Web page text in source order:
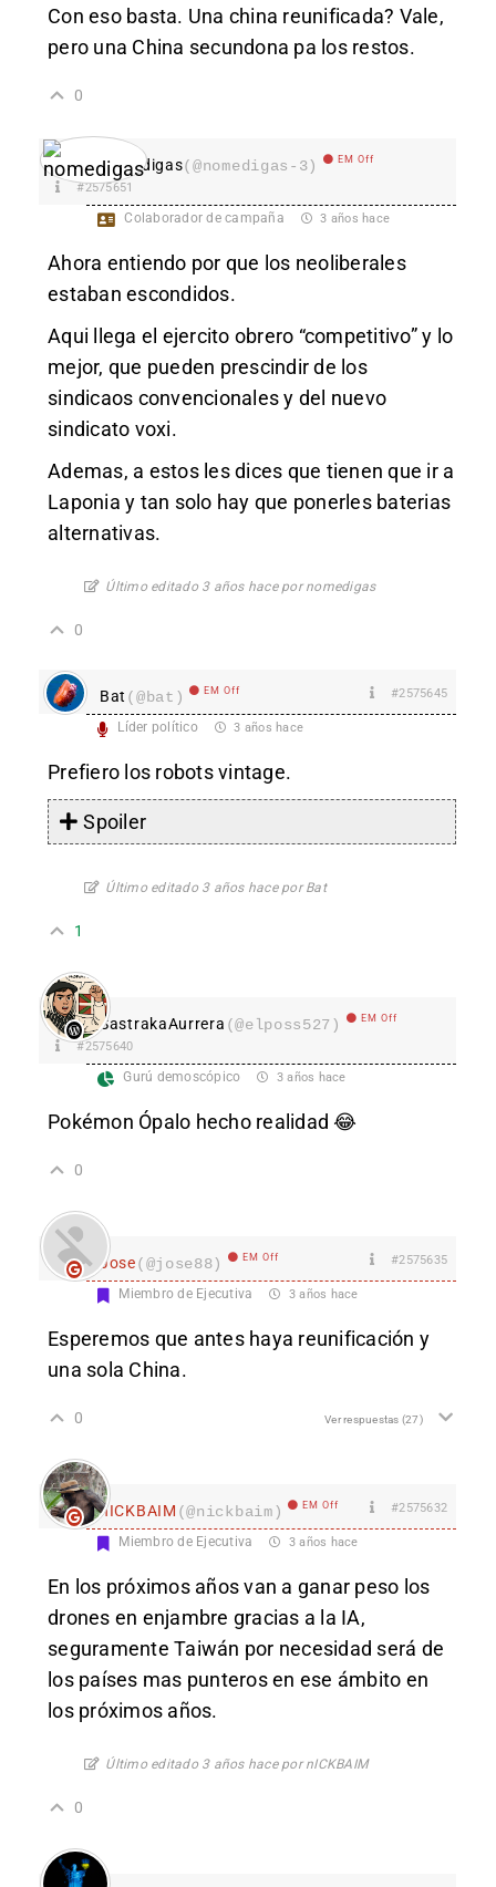
Con eso basta. Una china reunificada? Vale,
pero una China secundona pa los restos.
0
nomedigas(@nomedigas-3) EM Off
#2575651
Colaborador de campaña 3 años hace
Ahora entiendo por que los neoliberales
estaban escondidos.
Aqui llega el ejercito obrero “competitivo” y lo
mejor, que pueden prescindir de los
sindicaos convencionales y del nuevo
sindicato voxi.
Ademas, a estos les dices que tienen que ir a
Laponia y tan solo hay que ponerles baterias
alternativas.
Último editado 3 años hace por nomedigas
0
Bat (@bat) EM Off #2575645
Líder político 3 años hace
Prefiero los robots vintage.
Spoiler
Último editado 3 años hace por Bat
1
SastrakaAurrera (@elposs527) EM Off
#2575640
Gurú demoscópico 3 años hace
Pokémon Ópalo hecho realidad 😂
0
Jose(@jose88) EM Off #2575635
Miembro de Ejecutiva 3 años hace
Esperemos que antes haya reunificación y
una sola China.
0 Ver respuestas (27)
nICKBAIM (@nickbaim) EM Off #2575632
Miembro de Ejecutiva 3 años hace
En los próximos años van a ganar peso los
drones en enjambre gracias a la IA,
seguramente Taiwán por necesidad será de
los países mas punteros en ese ámbito en
los próximos años.
Último editado 3 años hace por nICKBAIM
0